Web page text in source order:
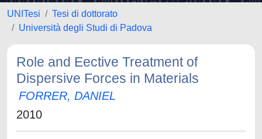
UNITesi
Tesi di dottorato
Università degli Studi di Padova
Role and Eective Treatment of
Dispersive Forces in Materials
FORRER, DANIEL
2010